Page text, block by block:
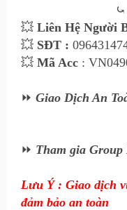
⤿
💥 Liên Hệ Người
💥 SĐT :
💥 Mã Acc :
⏩ Giao Dịch An
⏩ Tham gia Group
Lưu Ý : Giao dịch
đảm bảo an toàn